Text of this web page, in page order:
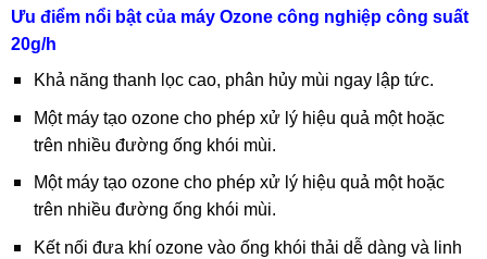
Ưu điểm nổi bật của máy Ozone công nghiệp công suất
20g/h
Khả năng thanh lọc cao, phân hủy mùi ngay lập tức.
Một máy tạo ozone cho phép xử lý hiệu quả một hoặc
trên nhiều đường ống khói mùi.
Một máy tạo ozone cho phép xử lý hiệu quả một hoặc
trên nhiều đường ống khói mùi.
Kết nối đưa khí ozone vào ống khói thải dễ dàng và linh